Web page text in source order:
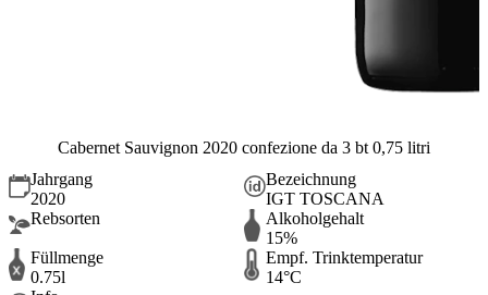
Cabernet Sauvignon 2020 confezione da 3 bt 0,75 litri
Jahrgang
2020
Bezeichnung
IGT TOSCANA
Rebsorten
Alkoholgehalt
15%
Füllmenge
0.75l
Empf. Trinktemperatur
14°C